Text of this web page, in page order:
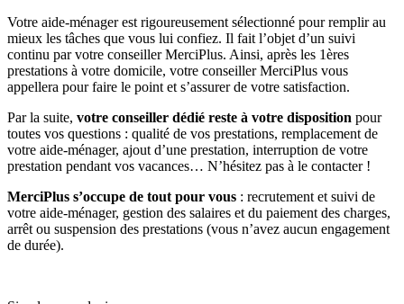
Votre aide-ménager est rigoureusement sélectionné pour remplir au
mieux les tâches que vous lui confiez. Il fait l’objet d’un suivi
continu par votre conseiller MerciPlus. Ainsi, après les 1ères
prestations à votre domicile, votre conseiller MerciPlus vous
appellera pour faire le point et s’assurer de votre satisfaction.
Par la suite, votre conseiller dédié reste à votre disposition pour
toutes vos questions : qualité de vos prestations, remplacement de
votre aide-ménager, ajout d’une prestation, interruption de votre
prestation pendant vos vacances… N’hésitez pas à le contacter !
MerciPlus s’occupe de tout pour vous : recrutement et suivi de
votre aide-ménager, gestion des salaires et du paiement des charges,
arrêt ou suspension des prestations (vous n’avez aucun engagement
de durée).